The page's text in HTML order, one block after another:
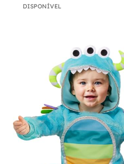
DISPONÍVEL